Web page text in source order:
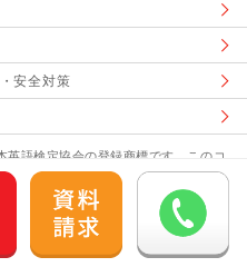
安全対策
英語検定協会の登録商標です。このコ
会の承認や推奨、その他の検討を受